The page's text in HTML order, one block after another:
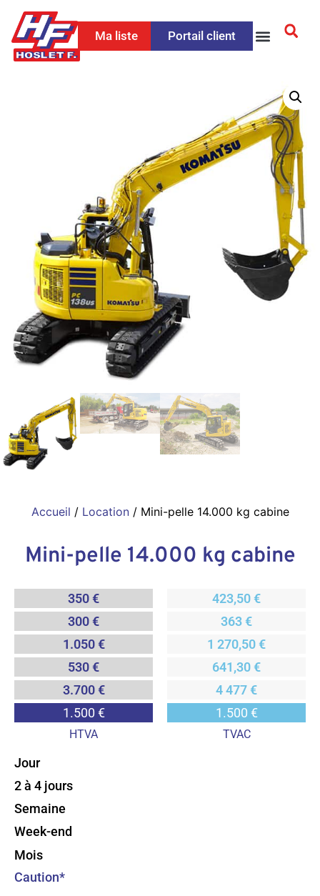
Ma liste Portail client
Accueil / Location/ Mini-pelle 14.000 kg cabine
Mini-pelle 14.000 kg cabine
350 €
300 €
1.050 €
530 €
3.700 €
1.500 €
HTVA
423,50 €
363 €
1 270,50 €
641,30 €
4 477 €
1.500 €
TVAC
Jour
2 à 4 jours
Semaine
Week-end
Mois
Caution*